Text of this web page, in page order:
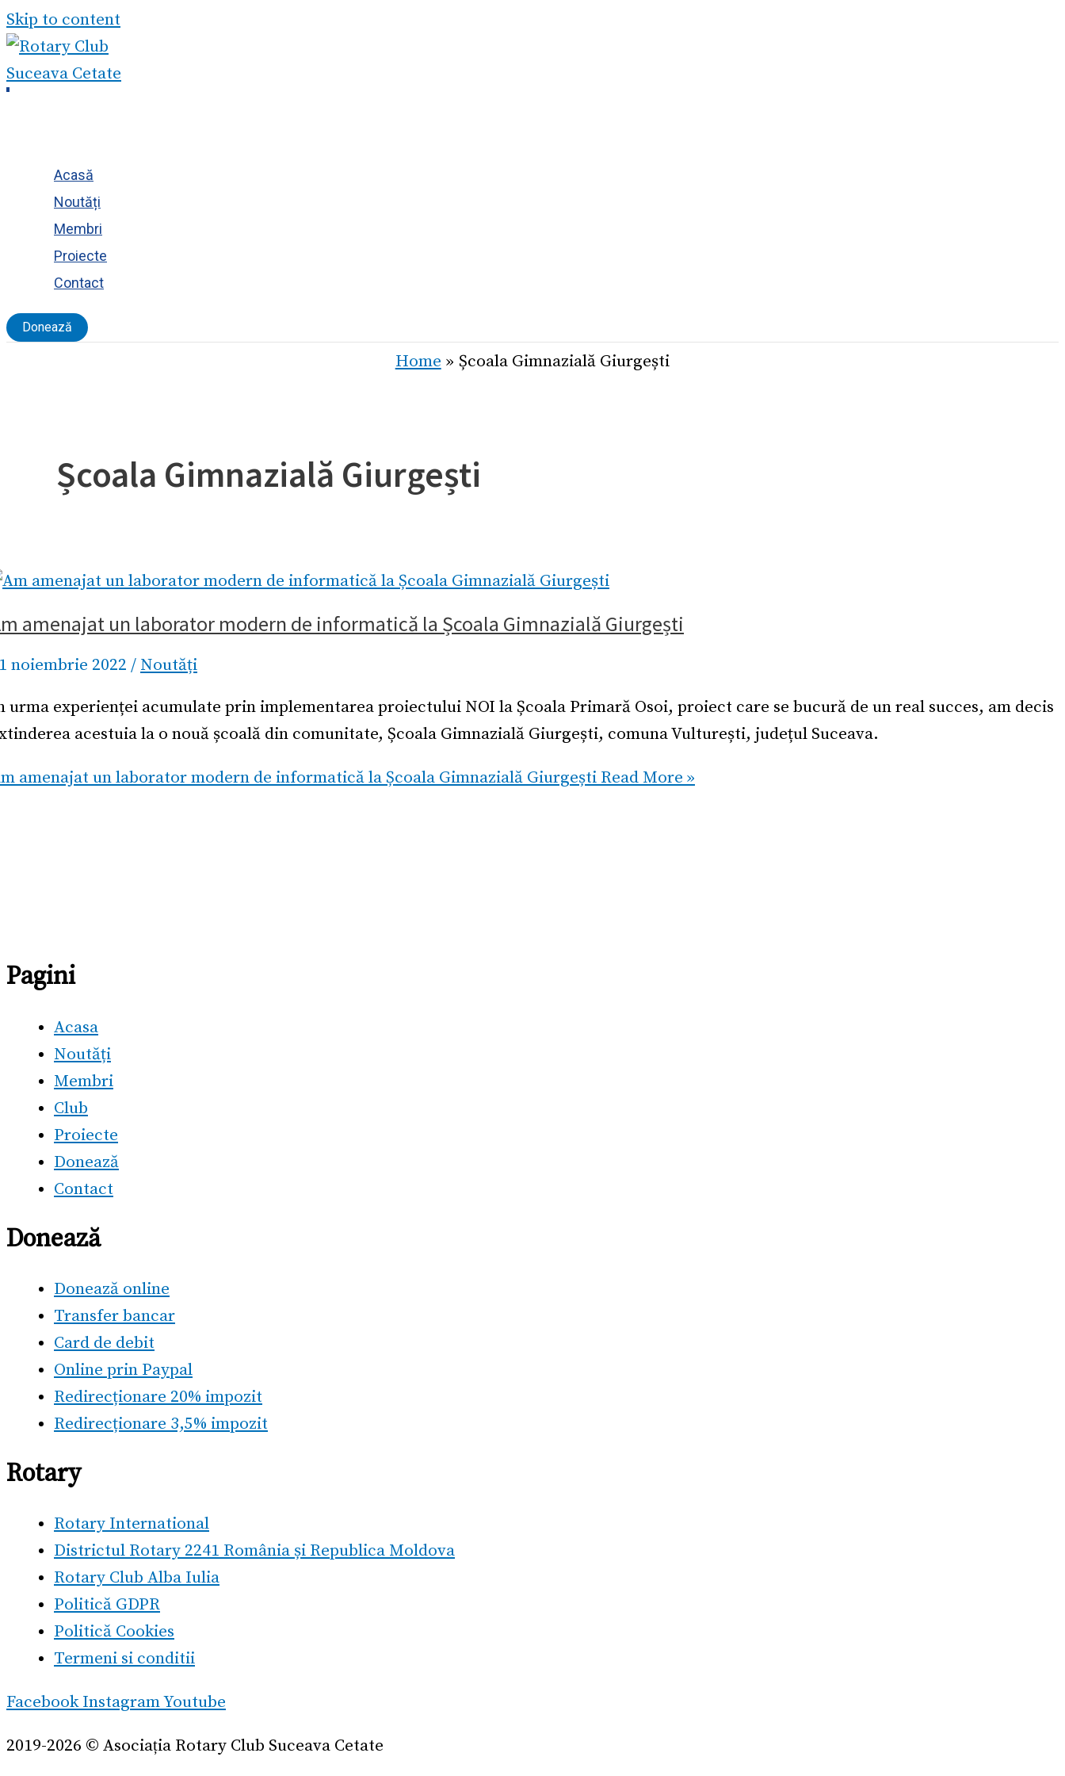
Skip to content
Acasă
Noutăți
Membri
Proiecte
Contact
Donează
Home Școala Gimnazială Giurgești
Școala Gimnazială Giurgești
amenajat un laborator modern de informatică la Școala Gimnazială Giurgești
noiembrie 2022 / Noutăți
urma experienței acumulate prin implementarea proiectului NOI la Școala Primară Osoi, proiect care se bucură de un real succes, am decis
acestuia la o nouă școală din comunitate, Școala Gimnazială Giurgești, comuna Vulturești, județul Suceava.
amenajat un laborator modern de informatică la Școala Gimnazială Giurgești Read More »
Pagini
Acasa
Noutăți
Membri
Club
Proiecte
Donează
Contact
Donează
Donează online
Transfer bancar
Card de debit
Online prin Paypal
Redirecționare 20% impozit
Redirecționare 3,5% impozit
Rotary
Rotary International
Districtul Rotary 2241 România și Republica Moldova
Rotary Club Alba Iulia
Politică GDPR
Politică Cookies
Termeni si conditii
Facebook InstagramYoutube
2019-2026 © Asociația Rotary Club Suceava Cetate